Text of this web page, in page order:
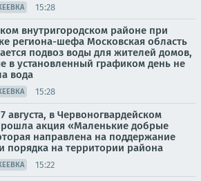
15:28
внутригородском районе при
региона-шефа Московская область
подвоз воды для жителей домов,
в установленный графиком день не
вода
15:28
августа, в Червоногвардейском
акция «Маленькие добрые
направлена на поддержание
порядка на территории района
15:22